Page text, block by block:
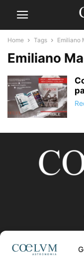
Home Tags Emiliano
Emiliano
Contattaci: